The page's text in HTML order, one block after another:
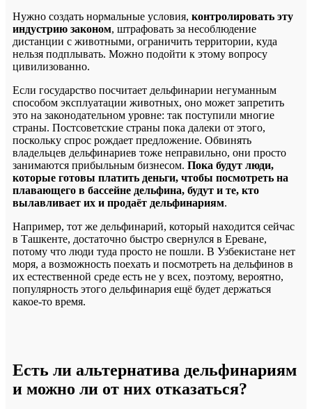
Нужно создать нормальные условия, контролировать эту
индустрию законом, штрафовать за несоблюдение
дистанции с животными, ограничить территории, куда
нельзя подплывать. Можно подойти к этому вопросу
цивилизованно.
Если государство посчитает дельфинарии негуманным
способом эксплуатации животных, оно может запретить
это на законодательном уровне: так поступили многие
страны. Постсоветские страны пока далеки от этого,
поскольку спрос рождает предложение. Обвинять
владельцев дельфинариев тоже неправильно, они просто
занимаются прибыльным бизнесом. Пока будут люди,
которые готовы платить деньги, чтобы посмотреть на
плавающего в бассейне дельфина, будут и те, кто
вылавливает их и продаёт дельфинариям.
Например, тот же дельфинарий, который находится сейчас
в Ташкенте, достаточно быстро свернулся в Ереване,
потому что люди туда просто не пошли. В Узбекистане нет
моря, а возможность поехать и посмотреть на дельфинов в
их естественной среде есть не у всех, поэтому, вероятно,
популярность этого дельфинария ещё будет держаться
какое-то время.
Есть ли альтернатива дельфинариям
и можно ли от них отказаться?